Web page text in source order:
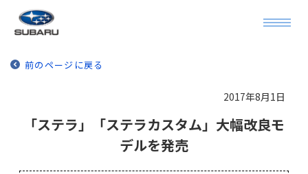
前のページに戻る
2017年8月1日
「ステラ」「ステラカスタム」大幅改良モ
デルを発売